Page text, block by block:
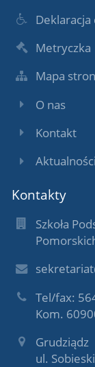
Metryczka
Mapa
O nas
Kontakt
Aktualności
Kontakty
Szkoła
Tel/fax:
Kom.
Grudziądz
ul.